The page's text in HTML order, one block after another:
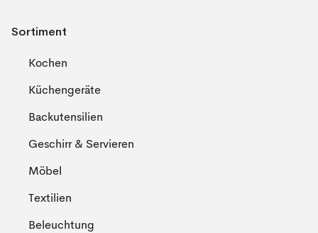
Sortiment
Kochen
Küchengeräte
Backutensilien
Geschirr & Servieren
Möbel
Textilien
Beleuchtung